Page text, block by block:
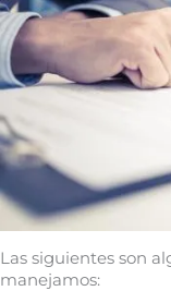
Las siguientes son
manejamos: